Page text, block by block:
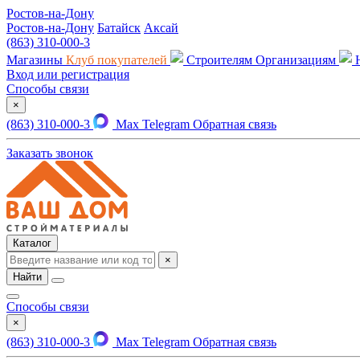
Ростов-на-Дону
Ростов-на-Дону Батайск Аксай
(863) 310-000-3
Магазины Клуб покупателей Строителям Организациям
Вход или регистрация
Способы связи
×
(863) 310-000-3 Max Telegram Обратная связь
Заказать звонок
Каталог
×
Найти
Способы связи
×
(863) 310-000-3 Max Telegram Обратная связь